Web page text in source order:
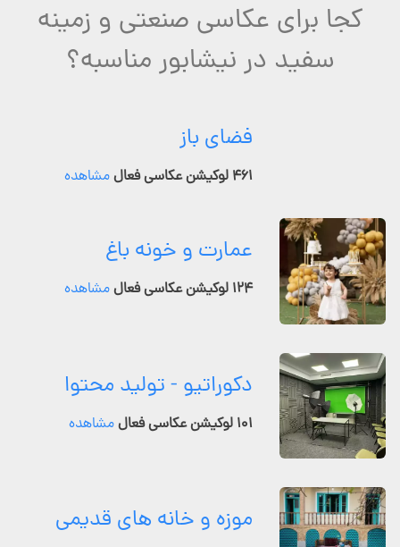
کجا برای عکاسی صنعتی و زمینه
سفید در نیشابور مناسبه؟
فضای باز
۴۶۱ لوکیشن عکاسی فعال مشاهده
عمارت و خونه باغ
۱۲۴ لوکیشن عکاسی فعال مشاهده
دکوراتیو - تولید محتوا
۱۰۱ لوکیشن عکاسی فعال مشاهده
موزه و خانه های قدیمی